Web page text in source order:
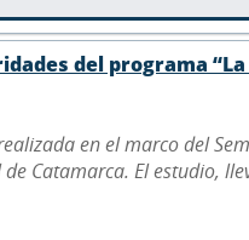
del programa
en el marco del
Catamarca. El estudio,